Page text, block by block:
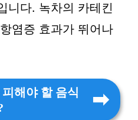
니다. 녹차의 카테킨
염증 효과가 뛰어나
해야 할 음식